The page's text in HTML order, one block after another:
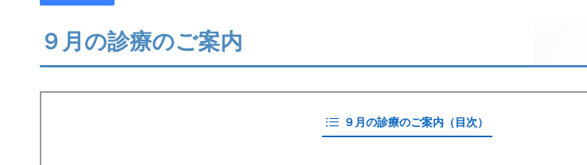
９月の診療のご案内
９月の診療のご案内（目次）